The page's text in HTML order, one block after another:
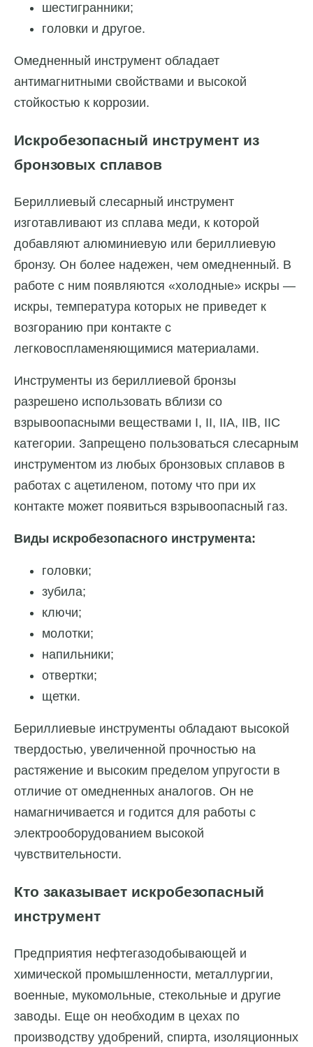
шестигранники;
головки и другое.
Омедненный инструмент обладает
антимагнитными свойствами и высокой
стойкостью к коррозии.
Искробезопасный инструмент из
бронзовых сплавов
Бериллиевый слесарный инструмент
изготавливают из сплава меди, к которой
добавляют алюминиевую или бериллиевую
бронзу. Он более надежен, чем омедненный. В
работе с ним появляются «холодные» искры —
искры, температура которых не приведет к
возгоранию при контакте с
легковоспламеняющимися материалами.
Инструменты из бериллиевой бронзы
разрешено использовать вблизи со
взрывоопасными веществами I, II, IIA, IIB, IIC
категории. Запрещено пользоваться слесарным
инструментом из любых бронзовых сплавов в
работах с ацетиленом, потому что при их
контакте может появиться взрывоопасный газ.
Виды искробезопасного инструмента:
головки;
зубила;
ключи;
молотки;
напильники;
отвертки;
щетки.
Бериллиевые инструменты обладают высокой
твердостью, увеличенной прочностью на
растяжение и высоким пределом упругости в
отличие от омедненных аналогов. Он не
намагничивается и годится для работы с
электрооборудованием высокой
чувствительности.
Кто заказывает искробезопасный
инструмент
Предприятия нефтегазодобывающей и
химической промышленности, металлургии,
военные, мукомольные, стекольные и другие
заводы. Еще он необходим в цехах по
производству удобрений, спирта, изоляционных